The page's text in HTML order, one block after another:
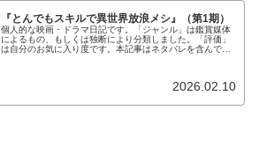
『とんでもスキルで異世界放浪メシ』（第1期）
個人的な映画・ドラマ日記です。「ジャンル」は鑑賞媒体
によるもの、もしくは独断により分類しました。「評価」
は自分のお気に入り度です。本記事はネタバレを含んでい
2026.02.10